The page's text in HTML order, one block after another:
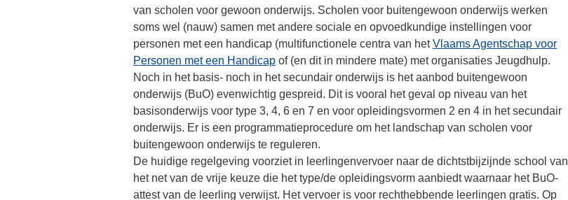
van scholen voor gewoon onderwijs. Scholen voor buitengewoon onderwijs werken
soms wel (nauw) samen met andere sociale en opvoedkundige instellingen voor
personen met een handicap (multifunctionele centra van hetVlaams Agentschap voor
Personen met een Handicap of (en dit in mindere mate) met organisaties Jeugdhulp.
Noch in het basis- noch in het secundair onderwijs is het aanbod buitengewoon
onderwijs (BuO) evenwichtig gespreid. Dit is vooral het geval op niveau van het
basisonderwijs voor type 3, 4, 6 en 7 en voor opleidingsvormen 2 en 4 in het secundair
onderwijs. Er is een programmatieprocedure om het landschap van scholen voor
buitengewoon onderwijs te reguleren.
De huidige regelgeving voorziet in leerlingenvervoer naar de dichtstbijzijnde school van
het net van de vrije keuze die het type/de opleidingsvorm aanbiedt waarnaar het BuO-
attest van de leerling verwijst. Het vervoer is voor rechthebbende leerlingen gratis. Op